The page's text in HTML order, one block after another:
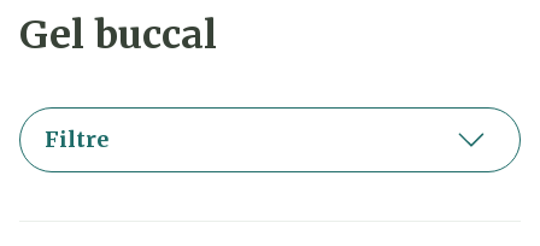
Gel buccal
Filtre